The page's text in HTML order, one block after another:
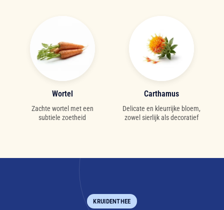
Wortel
Zachte wortel met een
subtiele zoetheid
Carthamus
Delicate en kleurrijke bloem,
zowel sierlijk als decoratief
KRUIDENTHEE